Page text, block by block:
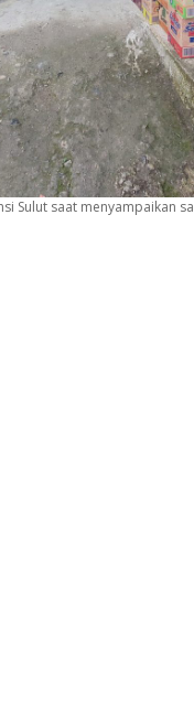
Sulut saat menyampaikan